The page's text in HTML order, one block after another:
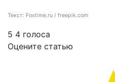
Текст: Foxtime.ru / freepik.com
5 4 голоса
Оцените статью